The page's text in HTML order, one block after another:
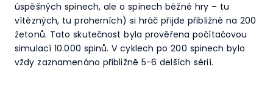
úspěšných spinech, ale o spinech běžné hry – tu
vítězných, tu proherních) si hráč přijde přibližně na 200
žetonů. Tato skutečnost byla prověřena počítačovou
simulací 10.000 spinů. V cyklech po 200 spinech bylo
vždy zaznamenáno přibližně 5-6 delších sérií.